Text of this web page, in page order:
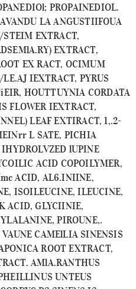
PROPAINEDIOL.
LA ANGUSTIIFOUA
EXTRACT,
EXTRACT,
EX RACT, OCIMUM
IEXTRACT, PYRUS
HOUTTUYNIA CORDATA
FLOWER IEXTRACT,
LEAF EXTIRACT, 1,.2-
L SATE, PICHIA
lUPINE
ACID COPOILYMER,
ACID, AL6.INIINE,
ISOILEUCINE, ILEUCINE,
ACID, GLYCIINIE,
PIROUNE,.
CAMElLIA SINENSIS
ROOT EXTRACT,
AMlA.RANTHUS
UNTEUS